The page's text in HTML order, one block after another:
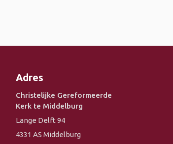
Adres
Christelijke Gereformeerde
Kerk te Middelburg
Lange Delft 94
4331 AS Middelburg